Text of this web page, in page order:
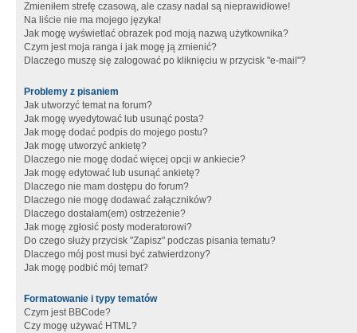
Zmieniłem strefę czasową, ale czasy nadal są nieprawidłowe!
Na liście nie ma mojego języka!
Jak mogę wyświetlać obrazek pod moją nazwą użytkownika?
Czym jest moja ranga i jak mogę ją zmienić?
Dlaczego muszę się zalogować po kliknięciu w przycisk "e-mail"?
Problemy z pisaniem
Jak utworzyć temat na forum?
Jak mogę wyedytować lub usunąć posta?
Jak mogę dodać podpis do mojego postu?
Jak mogę utworzyć ankietę?
Dlaczego nie mogę dodać więcej opcji w ankiecie?
Jak mogę edytować lub usunąć ankietę?
Dlaczego nie mam dostępu do forum?
Dlaczego nie mogę dodawać załączników?
Dlaczego dostałam(em) ostrzeżenie?
Jak mogę zgłosić posty moderatorowi?
Do czego służy przycisk "Zapisz" podczas pisania tematu?
Dlaczego mój post musi być zatwierdzony?
Jak mogę podbić mój temat?
Formatowanie i typy tematów
Czym jest BBCode?
Czy mogę używać HTML?